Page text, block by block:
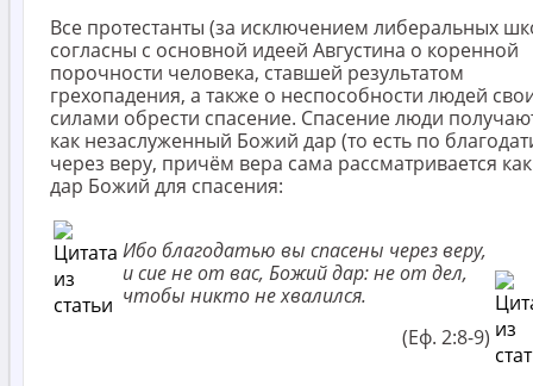
Все протестанты (за исключением либеральных
согласны с основной идеей Августина о коренной
порочности человека, ставшей результатом
грехопадения, а также о неспособности людей
силами обрести спасение. Спасение люди
как незаслуженный Божий дар (то есть по
через веру, причём вера сама рассматривается как
дар Божий для спасения:
Ибо благодатью вы спасены через веру,
и сие не от вас, Божий дар: не от дел,
чтобы никто не хвалился.
(Еф. 2:8-9)